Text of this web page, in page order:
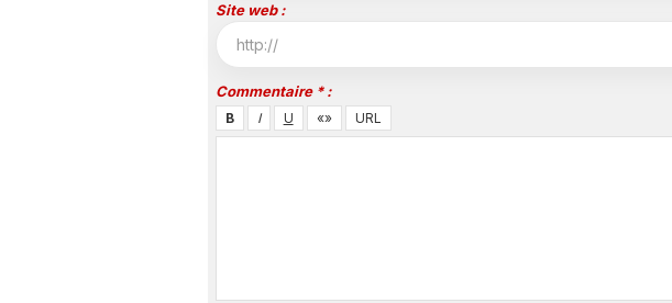
Site web :
Commentaire * :